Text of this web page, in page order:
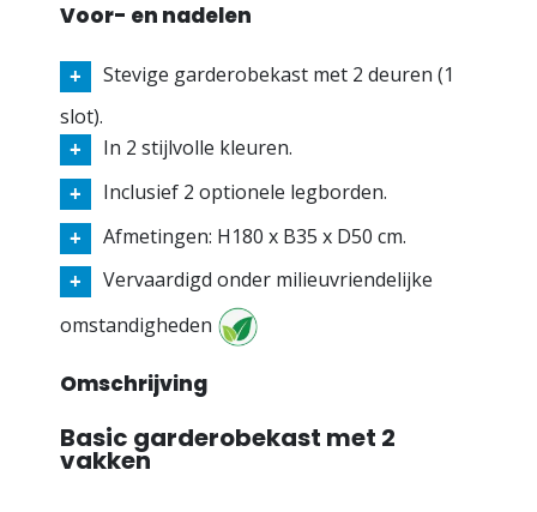
Voor- en nadelen
Stevige garderobekast met 2 deuren (1
slot).
In 2 stijlvolle kleuren.
Inclusief 2 optionele legborden.
Afmetingen: H180 x B35 x D50 cm.
Vervaardigd onder milieuvriendelijke
omstandigheden
Omschrijving
Basic garderobekast met 2
vakken